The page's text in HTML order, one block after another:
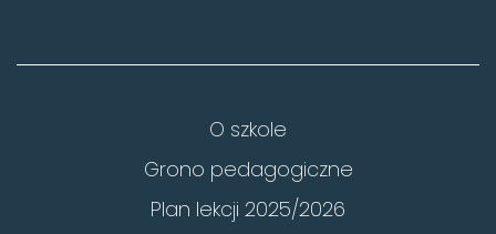
O szkole
Grono pedagogiczne
Plan lekcji 2025/2026